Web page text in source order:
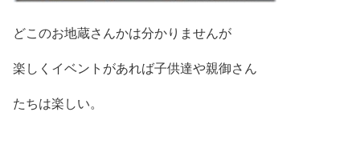
どこのお地蔵さんかは分かりませんが
楽しくイベントがあれば子供達や親御さん
たちは楽しい。